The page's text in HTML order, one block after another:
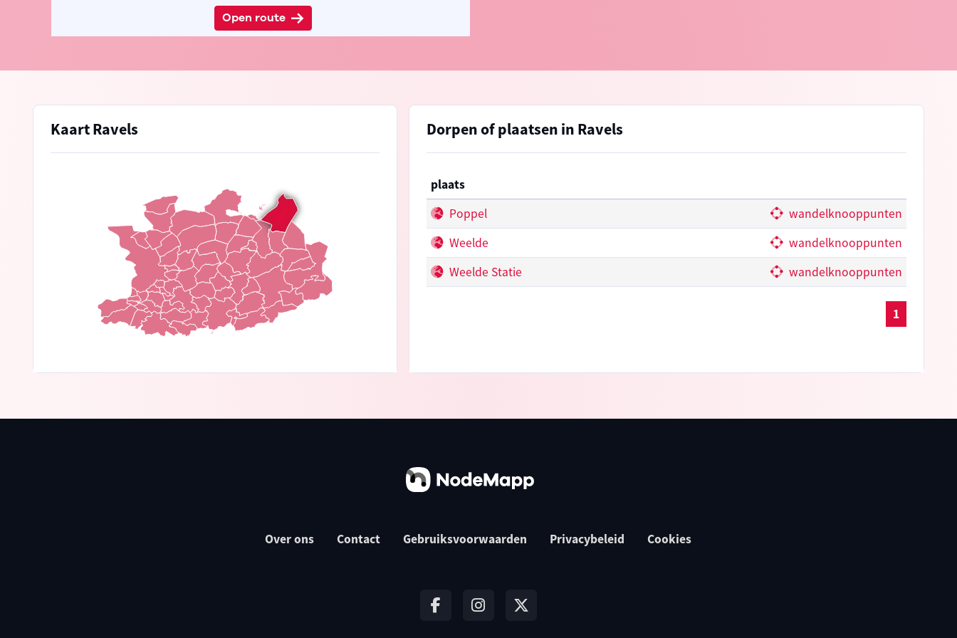
Open route
Kaart Ravels Dorpen of plaatsen in Ravels
plaats
Poppel
wandelknooppunten
Weelde
wandelknooppunten
Weelde Statie
wandelknooppunten
1
Over ons Contact Gebruiksvoorwaarden Privacybeleid Cookies